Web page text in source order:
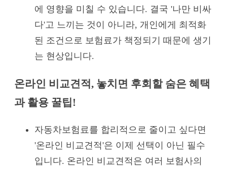
에 영향을 미칠 수 있습니다. 결국 '나만 비싸
다'고 느끼는 것이 아니라, 개인에게 최적화
된 조건으로 보험료가 책정되기 때문에 생기
는 현상입니다.
온라인 비교견적, 놓치면 후회할 숨은 혜택
과 활용 꿀팁!
자동차보험료를 합리적으로 줄이고 싶다면
'온라인 비교견적'은 이제 선택이 아닌 필수
입니다. 온라인 비교견적은 여러 보험사의